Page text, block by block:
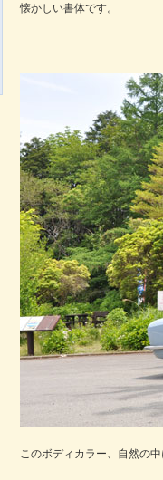
懐かしい書体です。
このボディカラー、自然の